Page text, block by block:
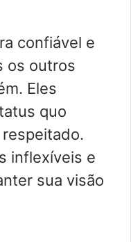
confiável e
os outros
Eles
quo
inflexíveis e
sua visão